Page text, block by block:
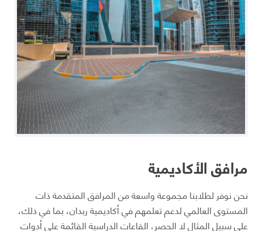
مرافق الأكاديمية
نحن نوفر لطلابنا مجموعة واسعة من المرافق المتقدمة ذات
المستوى العالمي لدعم تعلمهم في أكاديمية ربدان، بما في ذلك،
على سبيل المثال لا الحصر، القاعات الدراسية القائمة على أدوات